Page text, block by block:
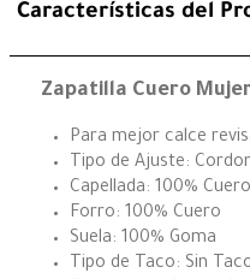
Características del
Zapatilla Cuero
Para mejor calce
Tipo de Ajuste:
Capellada: 100% Cuero
Forro: 100% Cuero
Suela: 100% Goma
Tipo de Taco: Sin